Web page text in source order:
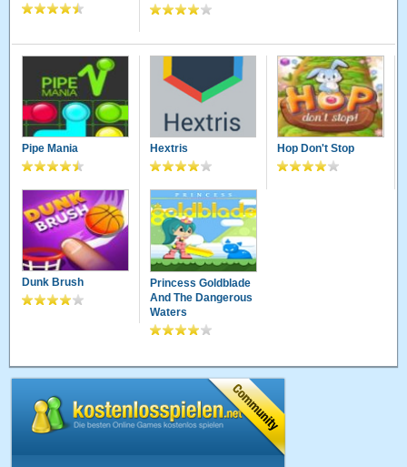
Pipe Mania Hextris Hop Don't Stop
Dunk Brush
Princess Goldblade
And The Dangerous
Waters